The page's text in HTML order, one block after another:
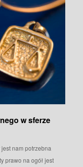
w sferze
nam potrzebna
prawo na ogół jest